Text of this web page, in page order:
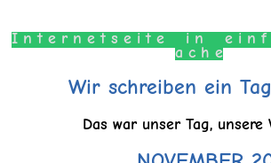
I n t e r n e t s e i t e i n e i n f
a c h e
Wir schreiben ein
Das war unser Tag, unsere